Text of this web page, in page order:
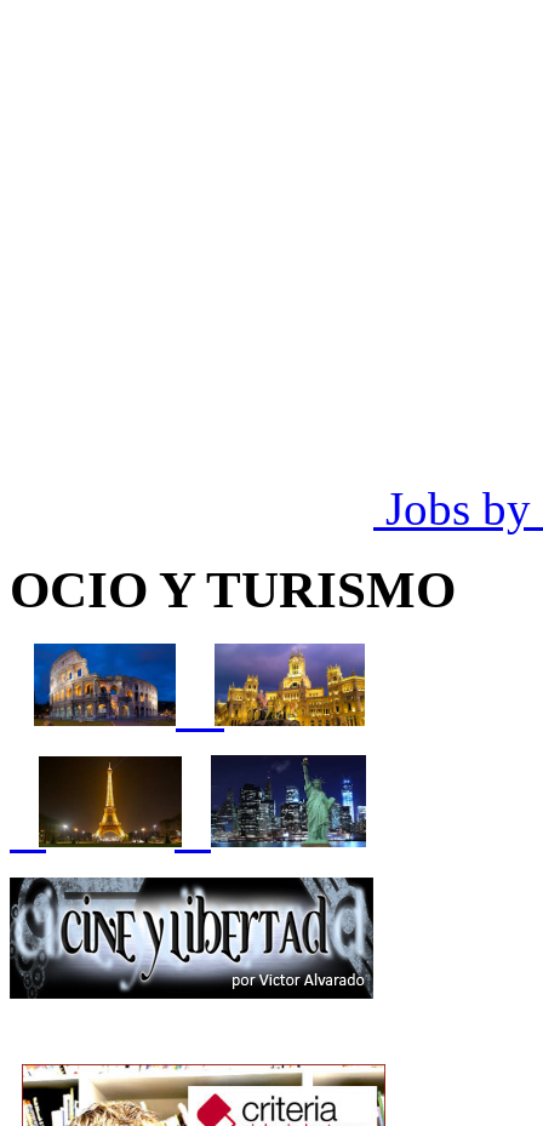
Jobs by
OCIO Y TURISMO